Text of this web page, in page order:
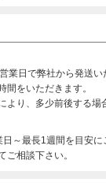
業日で弊社から発送い
をいただきます。
り、多少前後する場
～最長1週間を目安に
ご相談下さい。